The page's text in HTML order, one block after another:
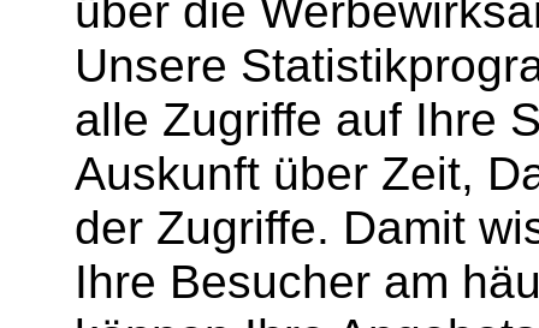
über die
Unsere
alle Zugriffe auf Ihre
Auskunft über Zeit,
der Zugriffe. Damit
Ihre Besucher am